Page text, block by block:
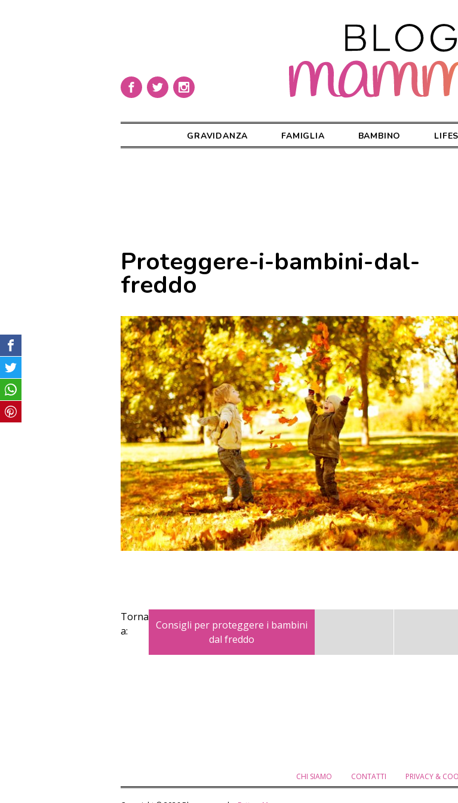
GRAVIDANZA FAMIGLIA BAMBINO
Proteggere-i-bambini-dal-
freddo
Torna
a:
Consigli per proteggere i bambini
dal freddo
CHI SIAMO CONTATTI PRIVACY &